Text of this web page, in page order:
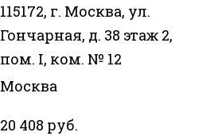
115172, г. Москва, ул.
Гончарная, д. 38 этаж 2,
пом. I, ком. № 12
Москва
20 408 руб.